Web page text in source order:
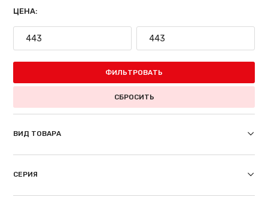
ЦЕНА:
ФИЛЬТРОВАТЬ
СБРОСИТЬ
ВИД ТОВАРА
СЕРИЯ